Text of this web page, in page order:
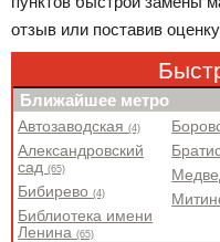
отзыв или поставив
Ближайшее метро
Автозаводская(4)
Александровский
сад(65)
Бибирево(4)
Библиотека имени
Ленина(65)